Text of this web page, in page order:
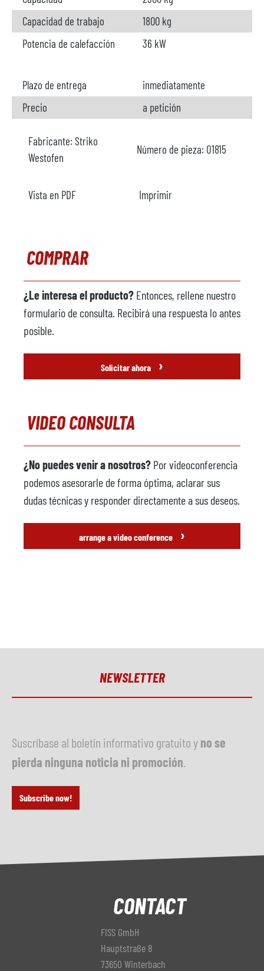
Capacidad de trabajo
1800 kg
Potencia de calefacción
36 kW
Plazo de entrega
inmediatamente
Precio
a petición
Fabricante: Striko
Westofen
Número de pieza: O1815
Vista en PDF Imprimir
COMPRAR
¿Le interesa el producto? Entonces, rellene nuestro
formulario de consulta. Recibirá una respuesta lo antes
posible.
Solicitar ahora ›
VIDEO CONSULTA
¿No puedes venir a nosotros? Por videoconferencia
podemos asesorarle de forma óptima, aclarar sus
dudas técnicas y responder directamente a sus deseos.
arrange a video conference ›
NEWSLETTER
Suscríbase al boletín informativo gratuito yno se
pierda ninguna noticia ni promoción
Subscribe now!
CONTACT
FISS GmbH
Hauptstraße 8
73650 Winterbach